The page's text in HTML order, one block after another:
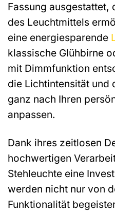
Fassung ausgestattet,
des Leuchtmittels
eine energiesparende
klassische Glühbirne
mit Dimmfunktion
die Lichtintensität und
ganz nach Ihren
anpassen.
Dank ihres zeitlosen
hochwertigen
Stehleuchte eine
werden nicht nur von
Funktionalität